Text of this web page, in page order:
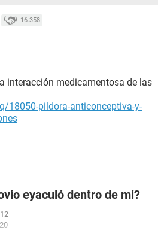
16.358
interacción medicamentosa de las
18050-pildora-anticonceptiva-y-
eyaculó dentro de mi?